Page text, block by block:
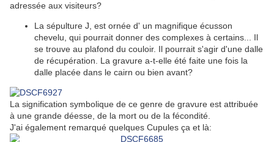
adressée aux visiteurs?
La sépulture J, est ornée d' un magnifique écusson
chevelu, qui pourrait donner des complexes à certains... Il
se trouve au plafond du couloir. Il pourrait s'agir d'une dalle
de récupération. La gravure a-t-elle été faite une fois la
dalle placée dans le cairn ou bien avant?
La signification symbolique de ce genre de gravure est attribuée
à une grande déesse, de la mort ou de la fécondité.
J'ai également remarqué quelques Cupules ça et là: